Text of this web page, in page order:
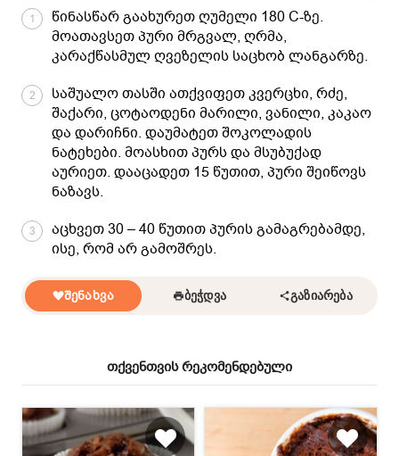
1
წინასწარ გაახურეთ ღუმელი 180 C-ზე.
მოათავსეთ პური მრგვალ, ღრმა,
კარაქწასმულ ღვეზელის საცხობ ლანგარზე.
2
საშუალო თასში ათქვიფეთ კვერცხი, რძე,
შაქარი, ცოტაოდენი მარილი, ვანილი, კაკაო
და დარიჩნი. დაუმატეთ შოკოლადის
ნატეხები. მოასხით პურს და მსუბუქად
აურიეთ. დააცადეთ 15 წუთით, პური შეიწოვს
ნაზავს.
3
აცხვეთ 30 – 40 წუთით პურის გამაგრებამდე,
ისე, რომ არ გამოშრეს.
ᲨᲔᲜᲐᲮᲕᲐ ᲑᲔᲭᲓᲕᲐ ᲒᲐᲖᲘᲐᲠᲔᲑᲐ
თქვენთვის რეკომენდებული